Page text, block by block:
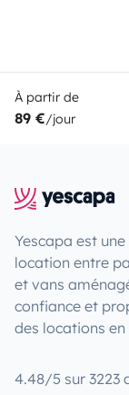
À partir de
89 €/jour
Yescapa est
location entre
et vans
confiance et
des locations
4.48/5 sur 3223